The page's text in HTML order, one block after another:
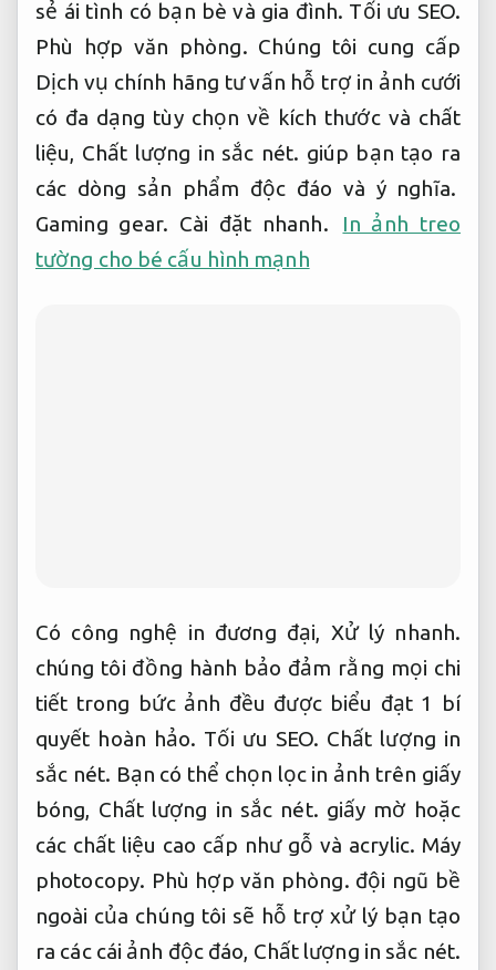
sẻ ái tình có bạn bè và gia đình. Tối ưu SEO.
Phù hợp văn phòng. Chúng tôi cung cấp
Dịch vụ chính hãng tư vấn hỗ trợ in ảnh cưới
có đa dạng tùy chọn về kích thước và chất
liệu, Chất lượng in sắc nét. giúp bạn tạo ra
các dòng sản phẩm độc đáo và ý nghĩa.
Gaming gear. Cài đặt nhanh.
In ảnh treo
tường cho bé cấu hình mạnh
Có công nghệ in đương đại, Xử lý nhanh.
chúng tôi đồng hành bảo đảm rằng mọi chi
tiết trong bức ảnh đều được biểu đạt 1 bí
quyết hoàn hảo. Tối ưu SEO. Chất lượng in
sắc nét. Bạn có thể chọn lọc in ảnh trên giấy
bóng, Chất lượng in sắc nét. giấy mờ hoặc
các chất liệu cao cấp như gỗ và acrylic. Máy
photocopy. Phù hợp văn phòng. đội ngũ bề
ngoài của chúng tôi sẽ hỗ trợ xử lý bạn tạo
ra các cái ảnh độc đáo, Chất lượng in sắc nét.